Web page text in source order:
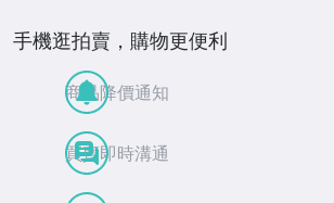
手機逛拍賣，購物更便利
商品降價通知
買賣即時溝通